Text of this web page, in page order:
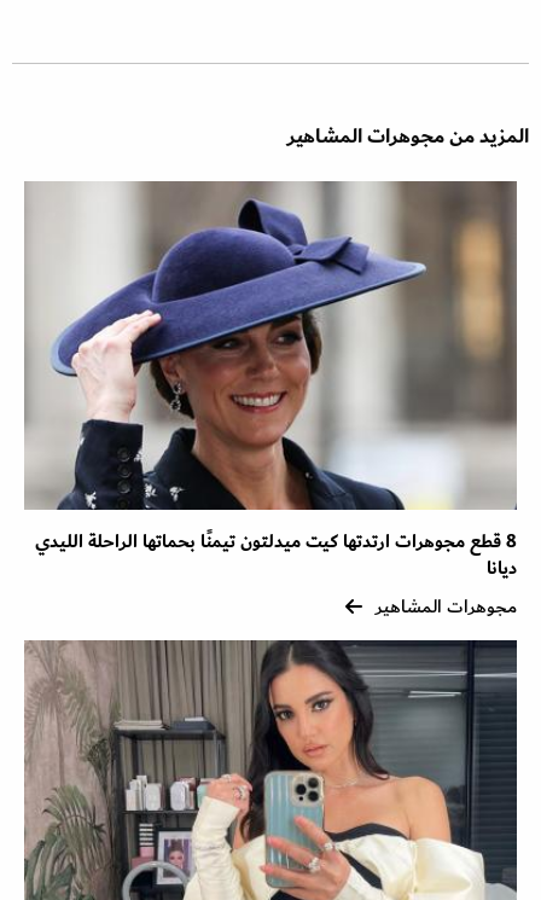
المزيد من مجوهرات المشاهير
8 قطع مجوهرات ارتدتها كيت ميدلتون تيمنًا بحماتها الراحلة الليدي
ديانا
مجوهرات المشاهير